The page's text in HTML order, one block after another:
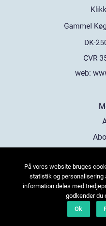
web:
På vores website bruges
statistik og personalisering
information deles med
godkender du
Ok